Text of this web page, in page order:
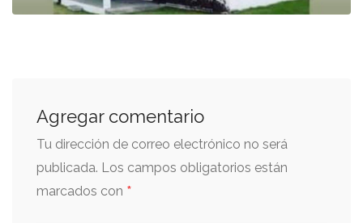
Agregar comentario
Tu dirección de correo electrónico no será
publicada. Los campos obligatorios están
marcados con *